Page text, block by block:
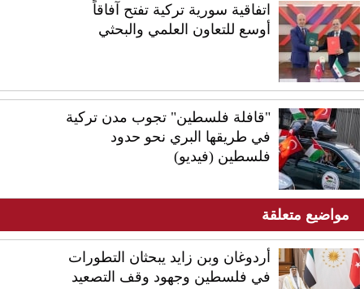
اتفاقية سورية تركية تفتح آفاقاً
أوسع للتعاون العلمي والبحثي
"قافلة فلسطين" تجوب مدن تركية
في طريقها البري نحو حدود
فلسطين (فيديو)
مواضيع متعلقة
أردوغان وبن زايد يبحثان التطورات
في فلسطين وجهود وقف التصعيد